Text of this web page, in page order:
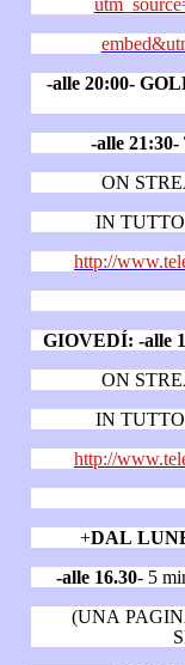
-alle 20:00-
-alle
ON
IN
http://
GIOVEDÍ:
ON
IN
http://
+DAL
-alle 16.30 - 5
(UNA